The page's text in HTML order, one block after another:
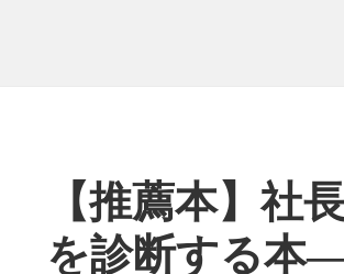
【推薦本】社
を診断する本